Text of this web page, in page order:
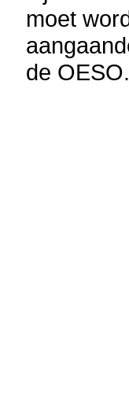
moet
de OESO.